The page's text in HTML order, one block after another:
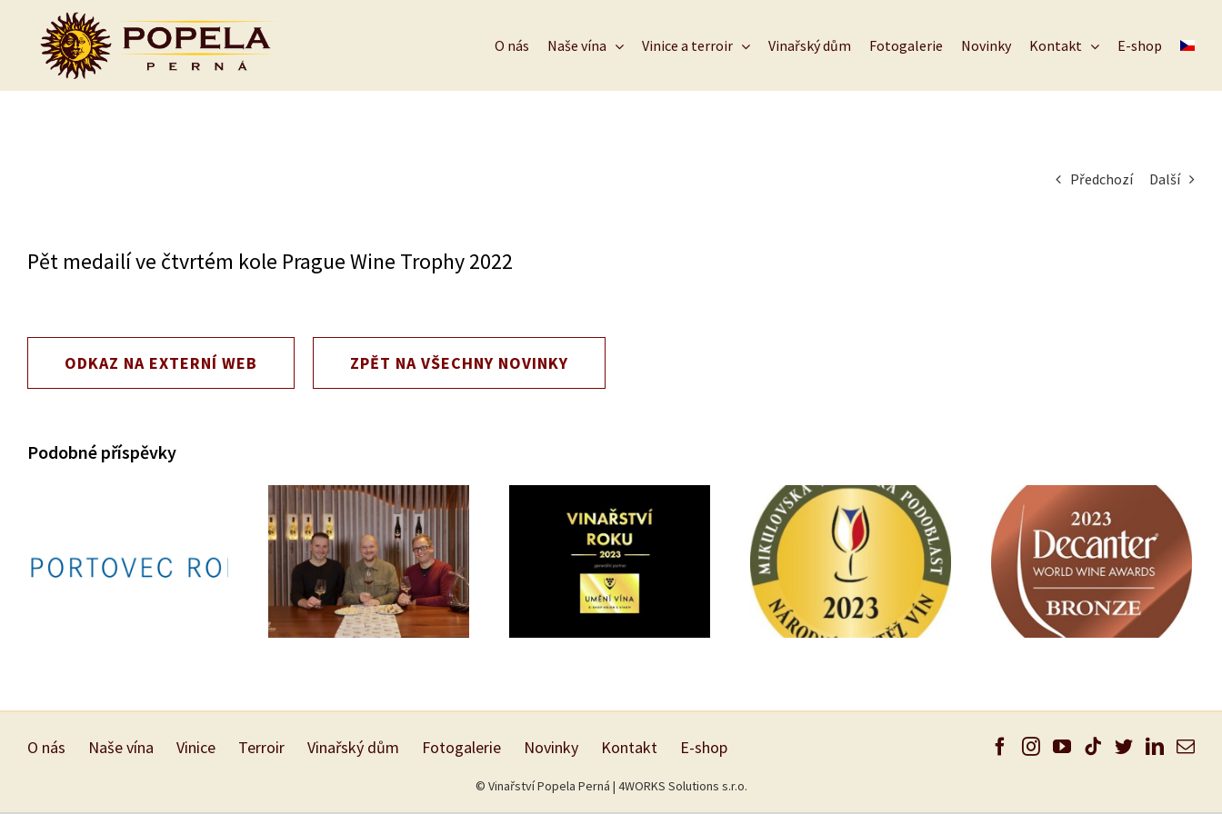
content
O nás Naše vína Vinice a terroir Vinařský dům Fotogalerie Novinky Kontakt E-shop
Předchozí Další
Pět medailí ve čtvrtém kole Prague Wine Trophy 2022
ODKAZ NA EXTERNÍ WEB ZPĚT NA VŠECHNY NOVINKY
Podobné příspěvky
Jsme partneři Sportovce
roku 2023
Podcast č. 87 Na dúšok
s Petkom o našem
vinařství
Jsme účastníky prestižní
soutěže Vinařství roku
2023 v kategorii střední
vinařská firma
2x zlatá medaile
v národní soutěži vín
mikulovské podoblasti
soutěže Salón Vín ČR
3x BRONZE MEDAL na
nejprestižnější světové
soutěži DECANTER 2023
O nás Naše vína Vinice Terroir Vinařský dům Fotogalerie Novinky Kontakt E-shop
© Vinařství Popela Perná | 4WORKS Solutions s.r.o.